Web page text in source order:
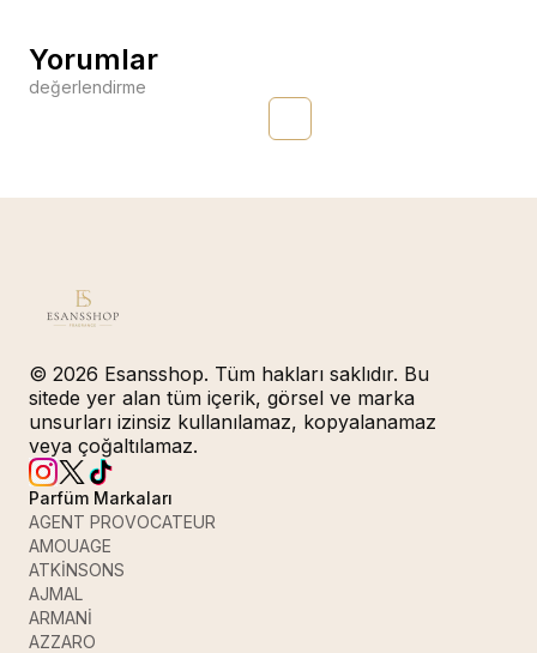
Yorumlar
değerlendirme
© 2026 Esansshop. Tüm hakları saklıdır. Bu
sitede yer alan tüm içerik, görsel ve marka
unsurları izinsiz kullanılamaz, kopyalanamaz
veya çoğaltılamaz.
Parfüm Markaları
AGENT PROVOCATEUR
AMOUAGE
ATKİNSONS
AJMAL
ARMANİ
AZZARO